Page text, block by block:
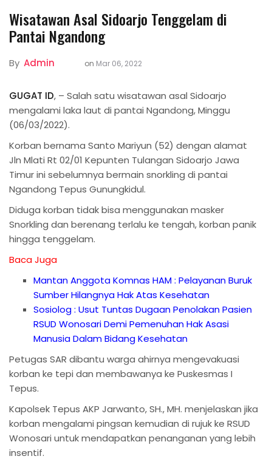
Wisatawan Asal Sidoarjo Tenggelam di
Pantai Ngandong
By Admin on Mar 06, 2022
GUGAT ID, – Salah satu wisatawan asal Sidoarjo
mengalami laka laut di pantai Ngandong, Minggu
(06/03/2022).
Korban bernama Santo Mariyun (52) dengan alamat
Jln Mlati Rt 02/01 Kepunten Tulangan Sidoarjo Jawa
Timur ini sebelumnya bermain snorkling di pantai
Ngandong Tepus Gunungkidul.
Diduga korban tidak bisa menggunakan masker
Snorkling dan berenang terlalu ke tengah, korban panik
hingga tenggelam.
Baca Juga
Mantan Anggota Komnas HAM : Pelayanan Buruk
Sumber Hilangnya Hak Atas Kesehatan
Sosiolog : Usut Tuntas Dugaan Penolakan Pasien
RSUD Wonosari Demi Pemenuhan Hak Asasi
Manusia Dalam Bidang Kesehatan
Petugas SAR dibantu warga ahirnya mengevakuasi
korban ke tepi dan membawanya ke Puskesmas I
Tepus.
Kapolsek Tepus AKP Jarwanto, SH., MH. menjelaskan jika
korban mengalami pingsan kemudian di rujuk ke RSUD
Wonosari untuk mendapatkan penanganan yang lebih
insentif.